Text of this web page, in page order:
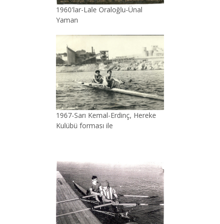
1960'lar-Lale Oraloğlu-Ünal
Yaman
1967-Sarı Kemal-Erdinç, Hereke
Kulübü forması ile